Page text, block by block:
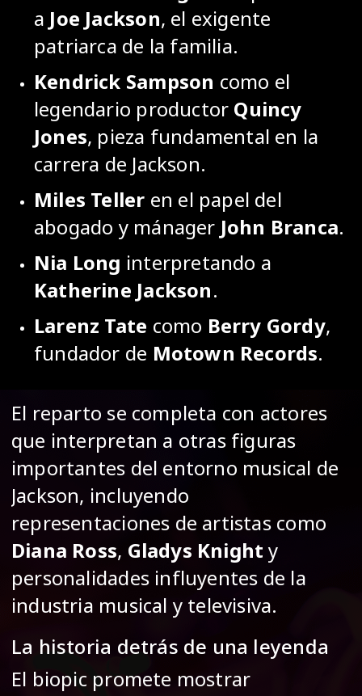
a Joe Jackson, el exigente
patriarca de la familia.
Kendrick Sampson como el
legendario productor Quincy
Jones, pieza fundamental en la
carrera de Jackson.
Miles Teller en el papel del
abogado y mánager John Branca.
Nia Long interpretando a
Katherine Jackson.
Larenz Tate como Berry Gordy,
fundador de Motown Records.
El reparto se completa con actores
que interpretan a otras figuras
importantes del entorno musical de
Jackson, incluyendo
representaciones de artistas como
Diana Ross, Gladys Knight y
personalidades influyentes de la
industria musical y televisiva.
La historia detrás de una leyenda
El biopic promete mostrar